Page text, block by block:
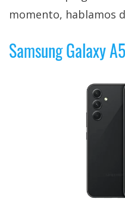
informática,
videojuegos,
trucos y
tutoriales.
momento, hablamos
Samsung Galaxy